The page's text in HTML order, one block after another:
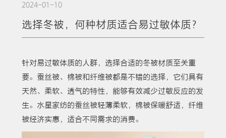
2024-01-10
选择冬被，何种材质适合易过敏体质？
针对易过敏体质的人群，选择合适的冬被材质至关重
要。蚕丝被、棉被和纤维被都是不错的选择，它们具有
天然、柔软、透气的特性，能够有效减少过敏反应的发
生。水星家纺的蚕丝被轻薄柔软，棉被保暖舒适，纤维
被经济实惠，适合不同需求的消费。